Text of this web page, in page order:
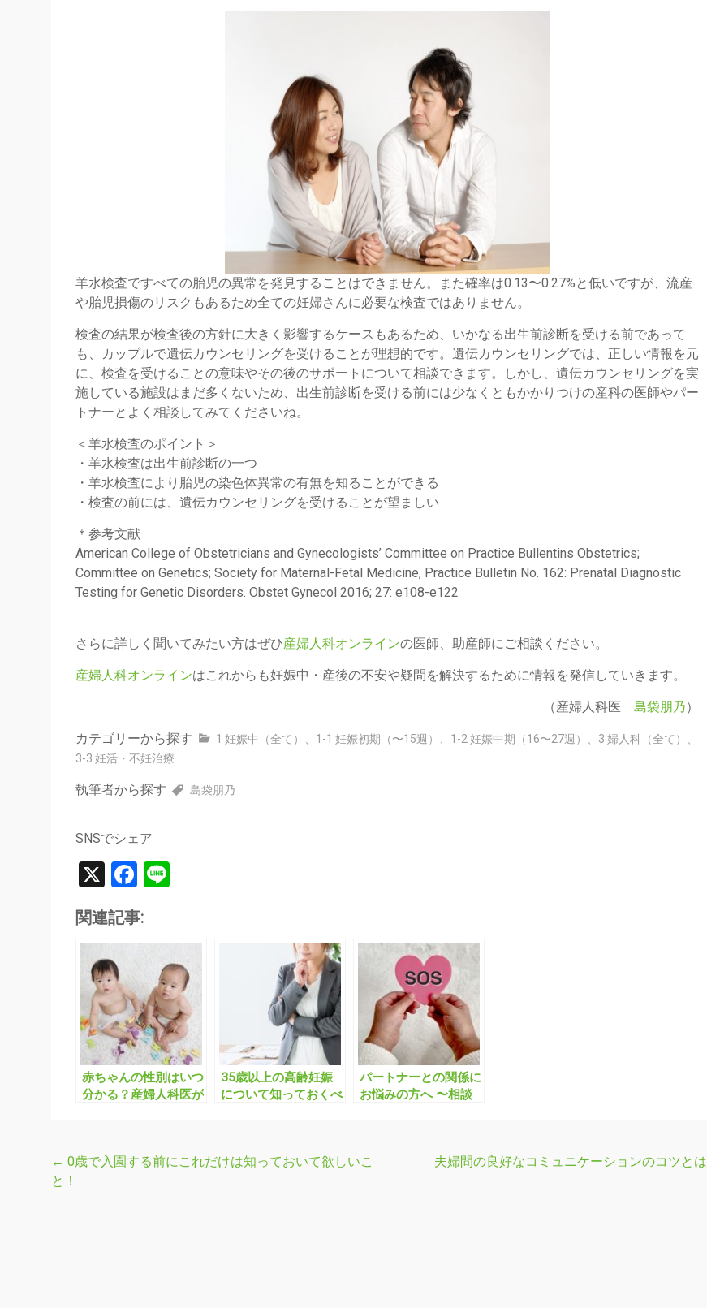
羊水検査ですべての胎児の異常を発見することはできません。また確率は0.13〜0.27%と低いですが、流産
や胎児損傷のリスクもあるため全ての妊婦さんに必要な検査ではありません。
検査の結果が検査後の方針に大きく影響するケースもあるため、いかなる出生前診断を受ける前であって
も、カップルで遺伝カウンセリングを受けることが理想的です。遺伝カウンセリングでは、正しい情報を元
に、検査を受けることの意味やその後のサポートについて相談できます。しかし、遺伝カウンセリングを実
施している施設はまだ多くないため、出生前診断を受ける前には少なくともかかりつけの産科の医師やパー
トナーとよく相談してみてくださいね。
＜羊水検査のポイント＞
・羊水検査は出生前診断の一つ
・羊水検査により胎児の染色体異常の有無を知ることができる
・検査の前には、遺伝カウンセリングを受けることが望ましい
＊参考文献
American College of Obstetricians and Gynecologists’ Committee on Practice Bullentins Obstetrics;
Committee on Genetics; Society for Maternal-Fetal Medicine, Practice Bulletin No. 162: Prenatal Diagnostic
Testing for Genetic Disorders. Obstet Gynecol 2016; 27: e108-e122
さらに詳しく聞いてみたい方はぜひ産婦人科オンラインの医師、助産師にご相談ください。
産婦人科オンラインはこれからも妊娠中・産後の不安や疑問を解決するために情報を発信していきます。
（産婦人科医島袋朋乃）
カテゴリーから探す 1 妊娠中（全て） 1-1 妊娠初期（〜15週） 1-2 妊娠中期（16〜27週） 3 婦人科（全て）
3-3 妊活・不妊治療
執筆者から探す 島袋朋乃
SNSでシェア
X Facebook
関連記事:
赤ちゃんの性別はいつ
分かる？産婦人科医が
35歳以上の高齢妊娠
について知っておくべ
パートナーとの関係に
お悩みの方へ 〜相談
投
稿
← 0歳で入園する前にこれだけは知っておいて欲しいこ
と！
夫婦間の良好なコミュニケーションのコツとは